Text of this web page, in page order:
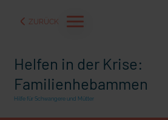
ZURÜCK
Helfen in der Krise:
Familienhebammen
Hilfe für Schwangere und Mütter